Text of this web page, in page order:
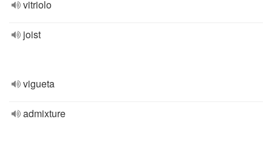
vitriolo
joist
vigueta
admixture